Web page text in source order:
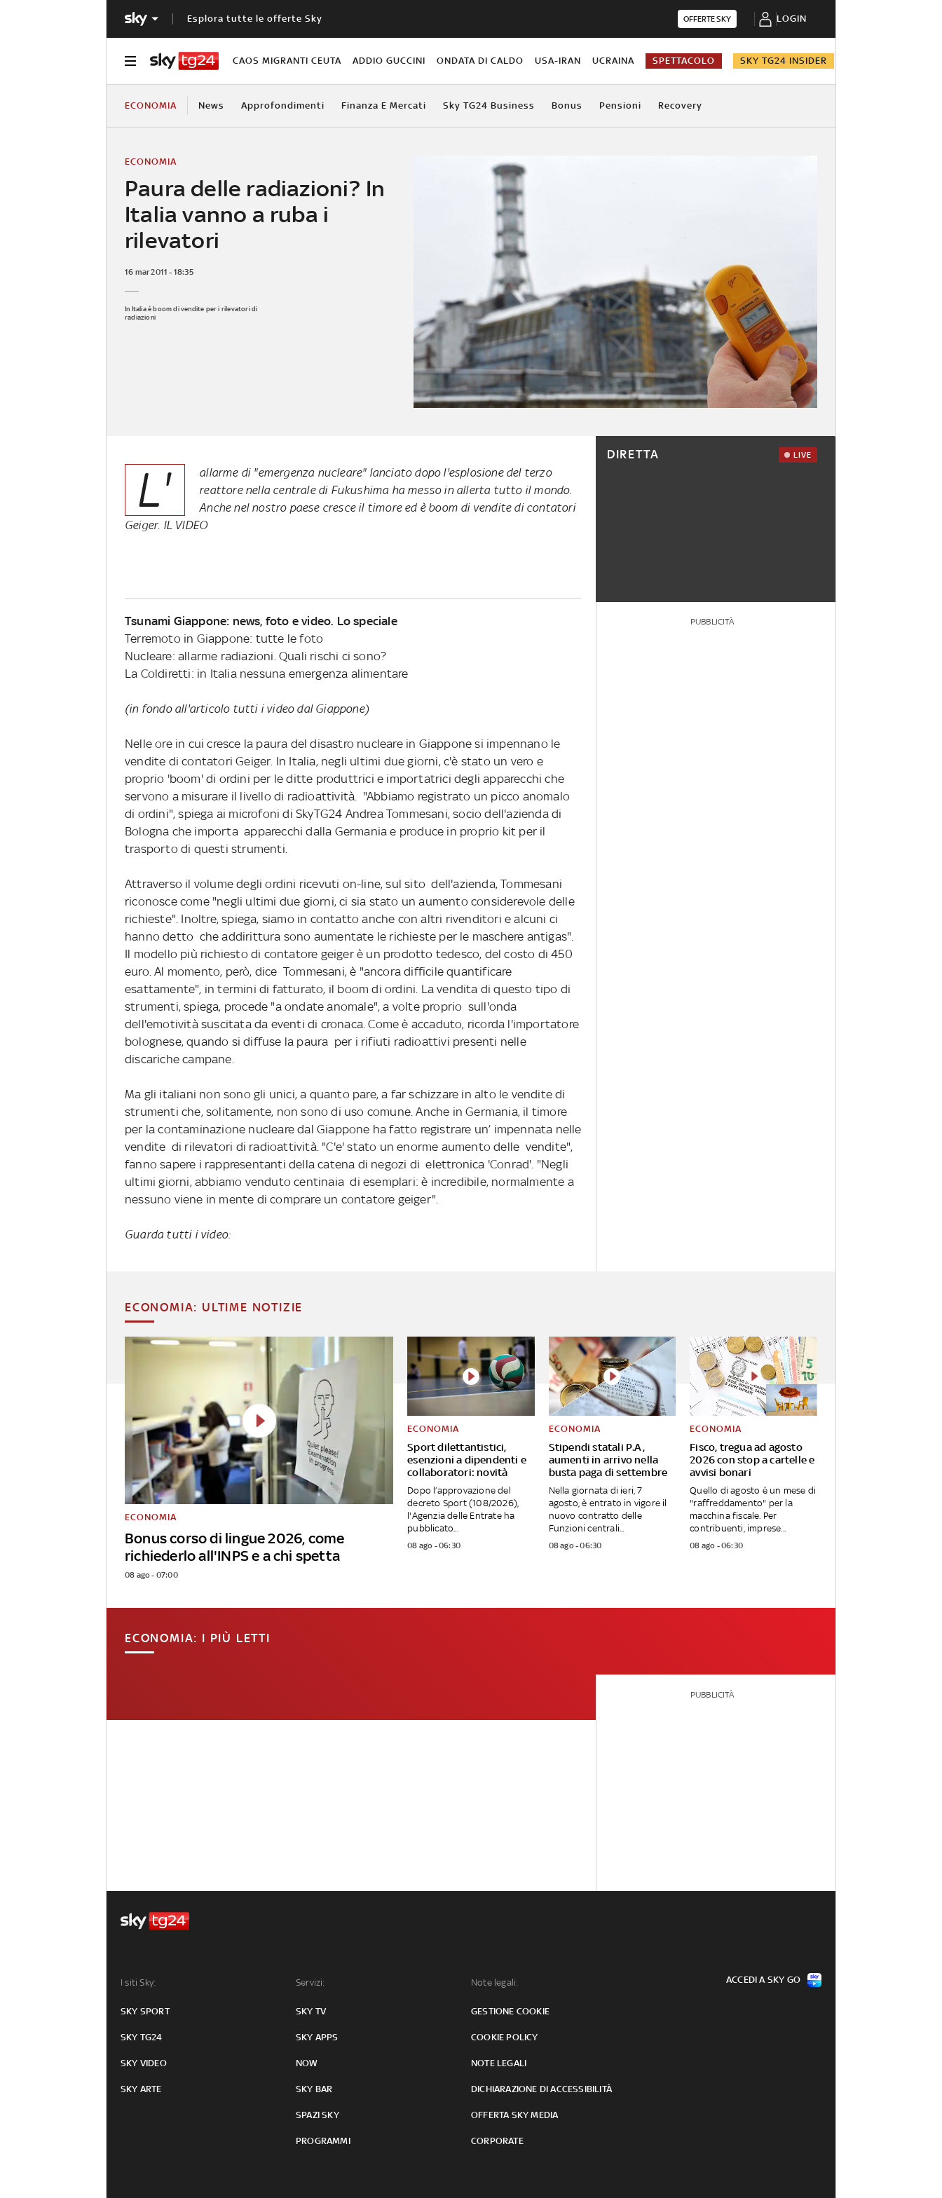
Esplora tutte le offerte Sky OFFERTE SKY LOGIN
CAOS MIGRANTI CEUTA ADDIO GUCCINI ONDATA DI CALDO USA-IRAN UCRAINA SPETTACOLO SKY TG24 INSIDER
ECONOMIA News Approfondimenti Finanza E Mercati Sky TG24 Business Bonus Pensioni Recovery
Paura delle radiazioni? In
Italia vanno a ruba i
rilevatori
ECONOMIA
16 mar 2011 - 18:35
In Italia è boom di vendite per i rilevatori di
radiazioni
L'
allarme di "emergenza nucleare" lanciato dopo l'esplosione del terzo
reattore nella centrale di Fukushima ha messo in allerta tutto il mondo.
Anche nel nostro paese cresce il timore ed è boom di vendite di contatori
Geiger. IL VIDEO
Tsunami Giappone: news, foto e video. Lo speciale
Terremoto in Giappone: tutte le foto
Nucleare: allarme radiazioni. Quali rischi ci sono?
La Coldiretti: in Italia nessuna emergenza alimentare
(in fondo all'articolo tutti i video dal Giappone)
Nelle ore in cui cresce la paura del disastro nucleare in Giappone si impennano le
vendite di contatori Geiger. In Italia, negli ultimi due giorni, c'è stato un vero e
proprio 'boom' di ordini per le ditte produttrici e importatrici degli apparecchi che
servono a misurare il livello di radioattività. "Abbiamo registrato un picco anomalo
di ordini", spiega ai microfoni di SkyTG24 Andrea Tommesani, socio dell'azienda di
Bologna che importa apparecchi dalla Germania e produce in proprio kit per il
trasporto di questi strumenti.
Attraverso il volume degli ordini ricevuti on-line, sul sito dell'azienda, Tommesani
riconosce come "negli ultimi due giorni, ci sia stato un aumento considerevole delle
richieste". Inoltre, spiega, siamo in contatto anche con altri rivenditori e alcuni ci
hanno detto che addirittura sono aumentate le richieste per le maschere antigas".
Il modello più richiesto di contatore geiger è un prodotto tedesco, del costo di 450
euro. Al momento, però, dice Tommesani, è "ancora difficile quantificare
esattamente", in termini di fatturato, il boom di ordini. La vendita di questo tipo di
strumenti, spiega, procede "a ondate anomale", a volte proprio sull'onda
dell'emotività suscitata da eventi di cronaca. Come è accaduto, ricorda l'importatore
bolognese, quando si diffuse la paura per i rifiuti radioattivi presenti nelle
discariche campane.
Ma gli italiani non sono gli unici, a quanto pare, a far schizzare in alto le vendite di
strumenti che, solitamente, non sono di uso comune. Anche in Germania, il timore
per la contaminazione nucleare dal Giappone ha fatto registrare un’ impennata nelle
vendite di rilevatori di radioattività. "C'e' stato un enorme aumento delle vendite",
fanno sapere i rappresentanti della catena di negozi di elettronica 'Conrad'. "Negli
ultimi giorni, abbiamo venduto centinaia di esemplari: è incredibile, normalmente a
nessuno viene in mente di comprare un contatore geiger".
Guarda tutti i video:
DIRETTA LIVE
PUBBLICITÀ
ECONOMIA: ULTIME NOTIZIE
Bonus corso di lingue 2026, come
richiederlo all'INPS e a chi spetta
ECONOMIA
08 ago - 07:00
Sport dilettantistici,
esenzioni a dipendenti e
collaboratori: novità
ECONOMIA
Dopo l’approvazione del
decreto Sport (108/2026),
l'Agenzia delle Entrate ha
pubblicato...
08 ago - 06:30
Stipendi statali P.A,
aumenti in arrivo nella
busta paga di settembre
ECONOMIA
Nella giornata di ieri, 7
agosto, è entrato in vigore il
nuovo contratto delle
Funzioni centrali...
08 ago - 06:30
Fisco, tregua ad agosto
2026 con stop a cartelle e
avvisi bonari
ECONOMIA
Quello di agosto è un mese di
"raffreddamento" per la
macchina fiscale. Per
contribuenti, imprese...
08 ago - 06:30
ECONOMIA: I PIÙ LETTI
PUBBLICITÀ
I siti Sky:
SKY SPORT
SKY TG24
SKY VIDEO
SKY ARTE
Servizi:
SKY TV
SKY APPS
NOW
SKY BAR
SPAZI SKY
PROGRAMMI
Note legali:
GESTIONE COOKIE
COOKIE POLICY
NOTE LEGALI
DICHIARAZIONE DI ACCESSIBILITÀ
OFFERTA SKY MEDIA
CORPORATE
ACCEDI A SKY GO